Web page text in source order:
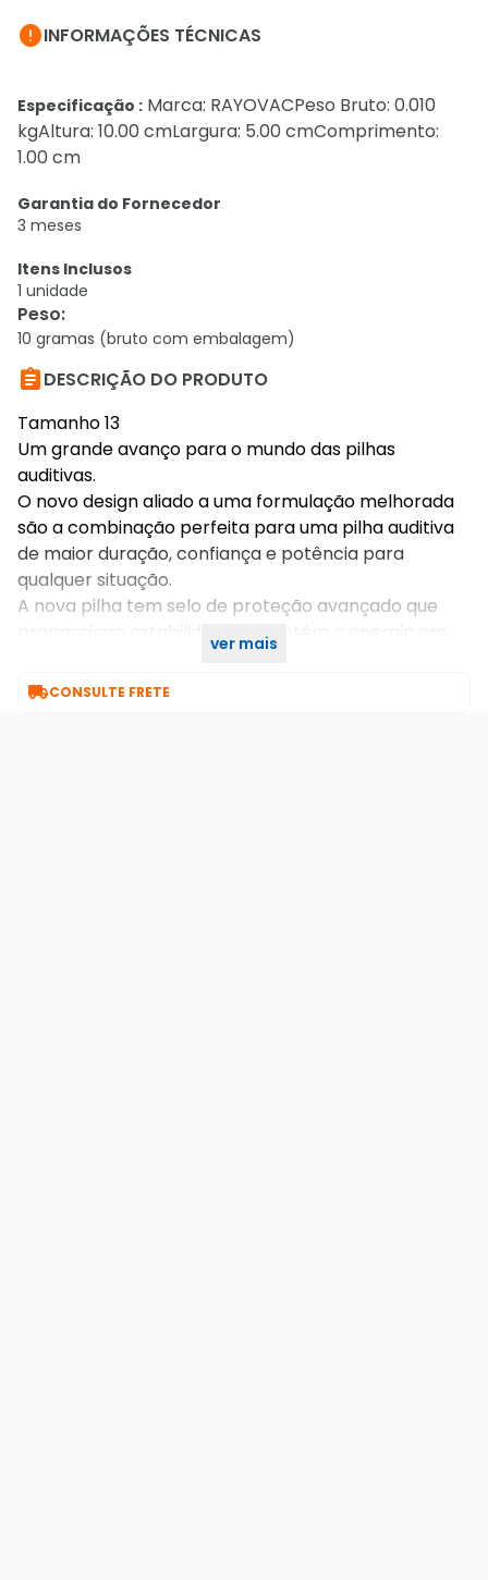
INFORMAÇÕES TÉCNICAS
Especificação : Marca: RAYOVACPeso Bruto: 0.010
kgAltura: 10.00 cmLargura: 5.00 cmComprimento:
1.00 cm
Garantia do Fornecedor
3 meses
Itens Inclusos
1 unidade
Peso:
10 gramas (bruto com embalagem)
DESCRIÇÃO DO PRODUTO
Tamanho 13
Um grande avanço para o mundo das pilhas
auditivas.
O novo design aliado a uma formulação melhorada
são a combinação perfeita para uma pilha auditiva
de maior duração, confiança e potência para
qualquer situação.
A nova pilha tem selo de proteção avançado que
proporciona estabilidade e mantém a energia em
ver mais
CONSULTE FRETE